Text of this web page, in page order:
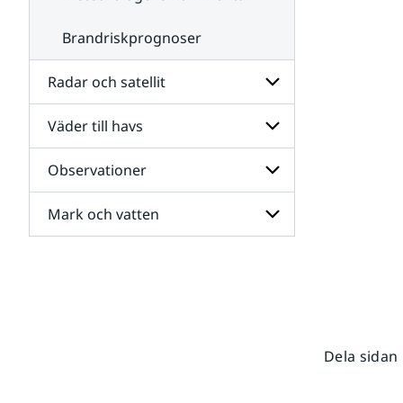
Brandriskprognoser
Radar och satellit
Undersidor
för
Radar
och
satellit
Väder till havs
Undersidor
för
Väder
till
havs
Observationer
Undersidor
för
Mark och vatten
Dela sidan